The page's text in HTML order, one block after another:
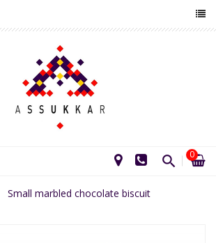
0
Small marbled chocolate biscuit